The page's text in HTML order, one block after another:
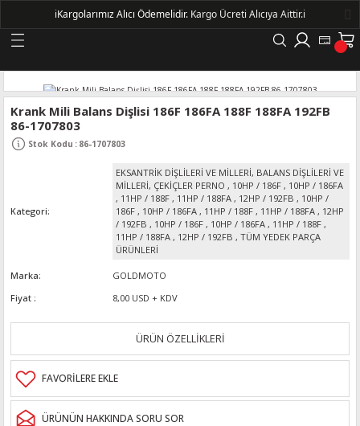
Geri Dön
KASNAKLI ALTERNATÖRLER - 1500
Krank Mili Balans Dişlisi 186F 186FA 188F 188FA 192FB
86-1707803
Stok Kodu : 86-1707803
Kategori
EKSANTRİK DİŞLİLERİ VE MİLLERİ, BALANS DİŞLİLERİ VE
MİLLERİ, ÇEKİÇLER PERNO , 10HP / 186F , 10HP / 186FA
, 11HP / 188F , 11HP / 188FA , 12HP / 192FB , 10HP /
186F , 10HP / 186FA , 11HP / 188F , 11HP / 188FA , 12HP
/ 192FB , 10HP / 186F , 10HP / 186FA , 11HP / 188F ,
11HP / 188FA , 12HP / 192FB , TÜM YEDEK PARÇA
ÜRÜNLERİ
Marka
GOLDMOTO
Fiyat
8,00 USD + KDV
ÜRÜN ÖZELLİKLERİ
ÜRÜNÜN HAKKINDA SORU SOR
ℹ️Kargolarımız Alıcı Ödemelidir. Kargo Ücreti Alıcıya Aittir.ℹ️